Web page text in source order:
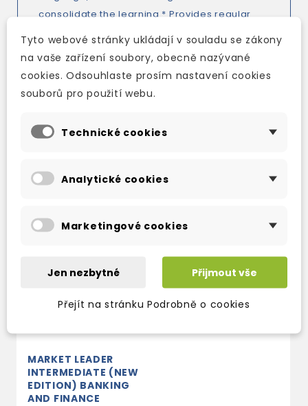
consolidate the learning * Provides regular
or cassettes and exercises
TAKÉ DOPORUČUJEME
MARKET LEADER
INTERMEDIATE (NEW
EDITION) BANKING
AND FINANCE
Tyto webové stránky ukládají v souladu se zákony
na vaše zařízení soubory, obecně nazývané
cookies. Odsouhlaste prosím nastavení cookies
souborů pro použití webu.
Technické cookies
Analytické cookies
Marketingové cookies
Jen nezbytné Přijmout vše
Přejít na stránku Podrobně o cookies